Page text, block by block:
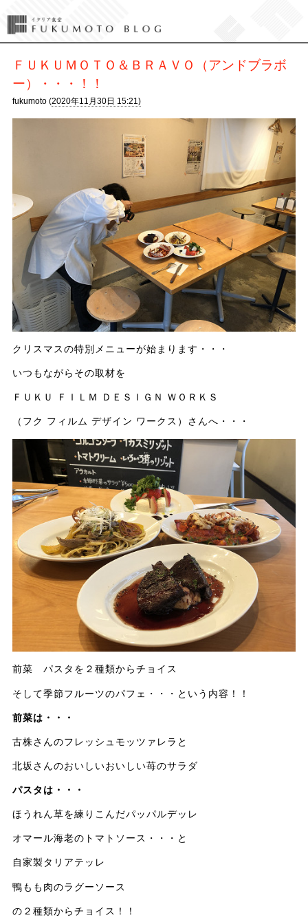
ＦＵＫＵＭＯＴＯ＆ＢＲＡＶＯ（アンドブラボ
ー）・・・！！
fukumoto (2020年11月30日 15:21)
クリスマスの特別メニューが始まります・・・
いつもながらその取材を
ＦＵＫＵ ＦＩＬＭ ＤＥＳＩＧＮ ＷＯＲＫＳ
（フク フィルム デザイン ワークス）さんへ・・・
前菜 パスタを２種類からチョイス
そして季節フルーツのパフェ・・・という内容！！
前菜は・・・
古株さんのフレッシュモッツァレラと
北坂さんのおいしいおいしい苺のサラダ
パスタは・・・
ほうれん草を練りこんだパッパルデッレ
オマール海老のトマトソース・・・と
自家製タリアテッレ
鴨もも肉のラグーソース
の２種類からチョイス！！